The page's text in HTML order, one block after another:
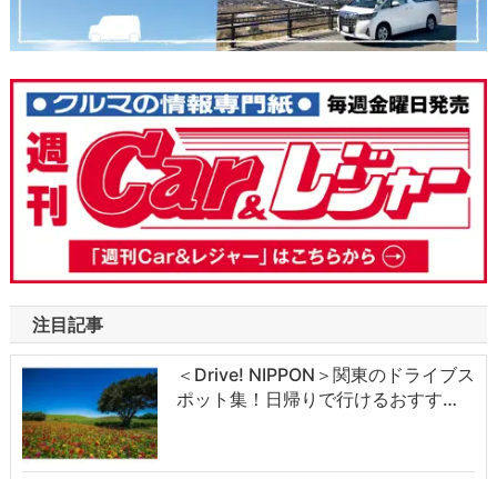
注目記事
＜Drive! NIPPON＞関東のドライブス
ポット集！日帰りで行けるおすす…